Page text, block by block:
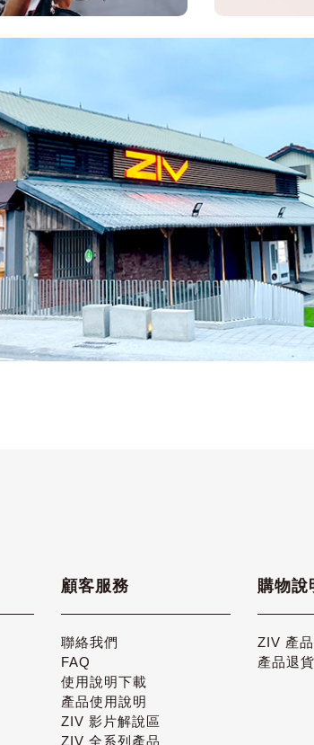
顧客服務
聯絡我們
FAQ
使用說明下載
產品使用說明
ZIV 影片解說區
ZIV 全系列產品
購物說
ZIV 產
產品退